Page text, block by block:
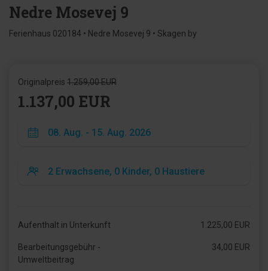
Nedre Mosevej 9
Ferienhaus 020184 • Nedre Mosevej 9 • Skagen by
Originalpreis 1.259,00 EUR
1.137,00 EUR
Aufenthalt in Unterkunft 1.225,00 EUR
Bearbeitungsgebühr -
Umweltbeitrag
34,00 EUR